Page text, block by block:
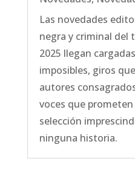
Las novedades
negra y criminal del
2025 llegan
imposibles, giros
autores
voces que
selección
ninguna historia.